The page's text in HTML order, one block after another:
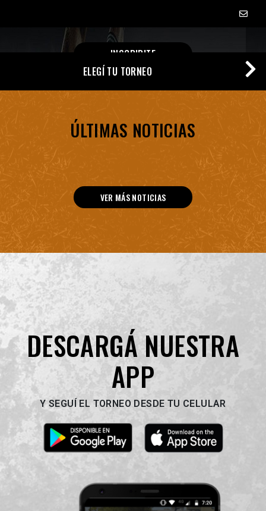
INSCRIBITE
ELEGÍ TU TORNEO
ÚLTIMAS NOTICIAS
VER MÁS NOTICIAS
DESCARGÁ NUESTRA
APP
Y SEGUÍ EL TORNEO DESDE TU CELULAR